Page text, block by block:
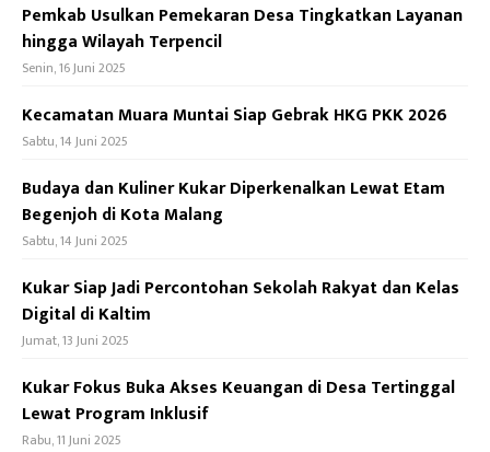
Pemkab Usulkan Pemekaran Desa Tingkatkan Layanan
hingga Wilayah Terpencil
Senin, 16 Juni 2025
Kecamatan Muara Muntai Siap Gebrak HKG PKK 2026
Sabtu, 14 Juni 2025
Budaya dan Kuliner Kukar Diperkenalkan Lewat Etam
Begenjoh di Kota Malang
Sabtu, 14 Juni 2025
Kukar Siap Jadi Percontohan Sekolah Rakyat dan Kelas
Digital di Kaltim
Jumat, 13 Juni 2025
Kukar Fokus Buka Akses Keuangan di Desa Tertinggal
Lewat Program Inklusif
Rabu, 11 Juni 2025